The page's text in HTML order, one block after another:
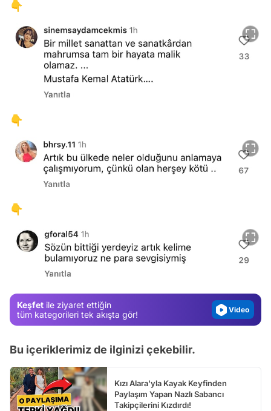
👇
👇
👇
Keşfet ile ziyaret ettiğin
tüm kategorileri tek akışta gör!
Video
Test
Video
Bu içeriklerimiz de ilginizi çekebilir.
Kızı Alara'yla Kayak Keyfinden
Paylaşım Yapan Nazlı Sabancı
Takipçilerini Kızdırdı!